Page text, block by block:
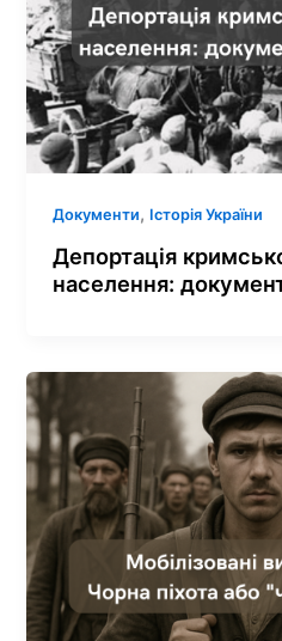
Документи, Історія України
Депортація
населення: